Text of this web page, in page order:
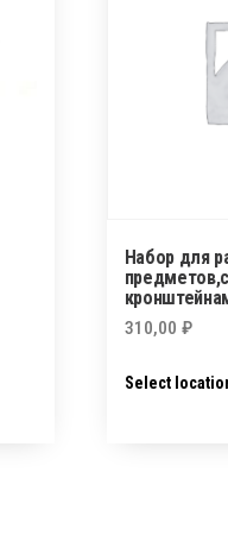
Набор для
310,00 ₽
Select